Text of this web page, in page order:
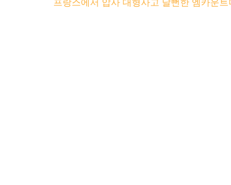
프랑스에서 압사 대형사고 날뻔한 엠카운